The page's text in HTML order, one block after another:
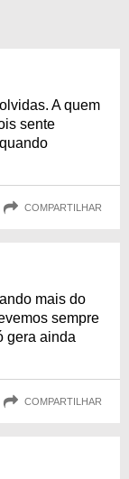
A quem
sente
COMPARTILHAR
mais do
sempre
gera ainda
COMPARTILHAR